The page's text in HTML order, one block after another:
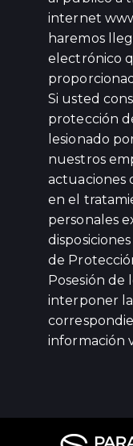
internet
haremos
electrónico
Si usted
protección
lesionado
nuestros
actuaciones
en el
personales
de
Posesión de
interponer
información